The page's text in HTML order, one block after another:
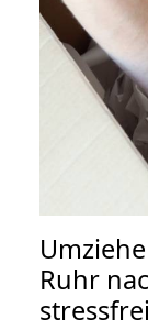
Ruhr
stressfrei